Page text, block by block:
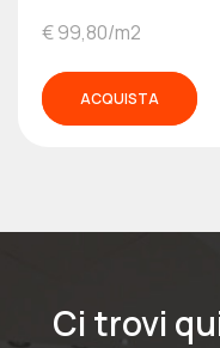
€ 99,80/m2
ACQUISTA
Ci trovi